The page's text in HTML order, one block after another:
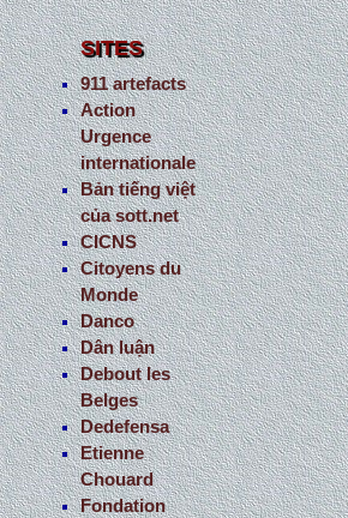
SITES
911 artefacts
Action
Urgence
internationale
Bản tiếng việt
của sott.net
CICNS
Citoyens du
Monde
Danco
Dân luận
Debout les
Belges
Dedefensa
Etienne
Chouard
Fondation